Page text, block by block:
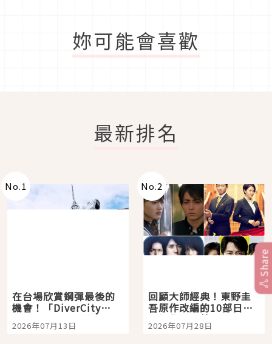
妳可能會喜歡
最新排名
No.1
在台場欣賞鋼彈最後的
機會！「DiverCity
Tokyo Plaza」搭船、
購物、美食及夜景，一
2026年07月13日
No.2
回顧大師經典！東野圭
吾原作改編的10部日本
影視作品推薦
2026年07月28日
Share